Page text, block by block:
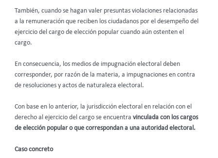
También, cuando se hagan valer presuntas violaciones relacionadas
a la remuneración que reciben los ciudadanos por el desempeño del
ejercicio del cargo de elección popular cuando aún ostenten el
cargo.
En consecuencia, los medios de impugnación electoral deben
corresponder, por razón de la materia, a impugnaciones en contra
de resoluciones y actos de naturaleza electoral.
Con base en lo anterior, la jurisdicción electoral en relación con el
derecho al ejercicio del cargo se encuentra vinculada con los cargos
de elección popular o que correspondan a una autoridad electoral.
Caso concreto